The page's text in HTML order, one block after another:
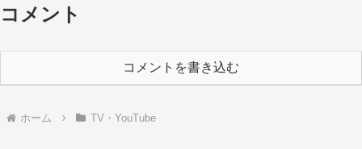
コメント
コメントを書き込む
ホーム TV・YouTube